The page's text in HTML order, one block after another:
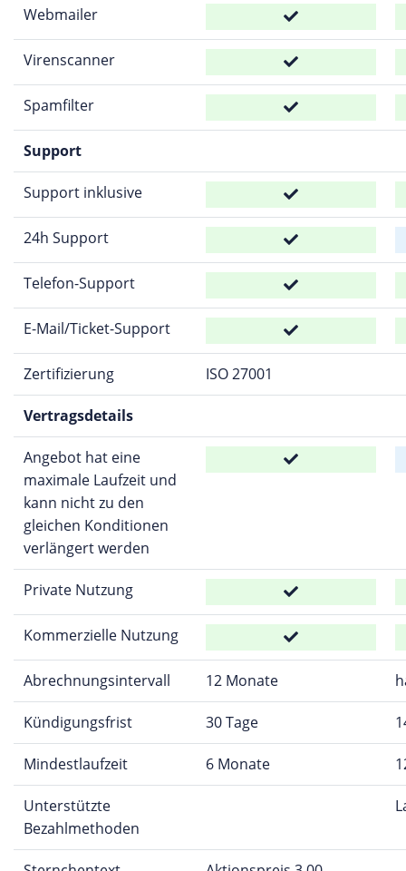
Webmailer
Virenscanner
Spamfilter
Support
Support inklusive
24h Support
Telefon-Support
E-Mail/Ticket-Support
Zertifizierung ISO 27001
Vertragsdetails
Angebot hat eine
maximale Laufzeit und
kann nicht zu den
gleichen Konditionen
verlängert werden
Private Nutzung
Kommerzielle Nutzung
Abrechnungsintervall 12 Monate
Kündigungsfrist 30 Tage
Mindestlaufzeit 6 Monate
Unterstützte
Bezahlmethoden